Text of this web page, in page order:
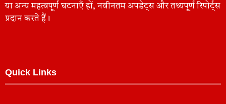
या अन्य महत्वपूर्ण घटनाएँ हों, नवीनतम अपडेट्स और तथ्यपूर्ण रिपोर्ट्स
प्रदान करते हैं।
Quick Links